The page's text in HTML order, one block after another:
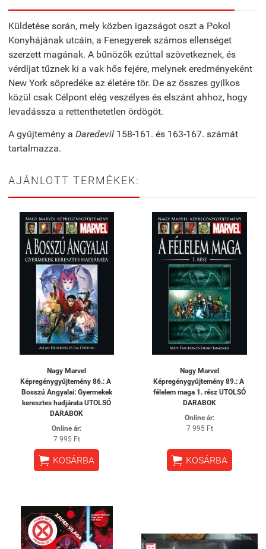
Küldetése során, mely közben igazságot oszt a Pokol
Konyhájának utcáin, a Fenegyerek számos ellenséget
szerzett magának. A bűnözők ezúttal szövetkeznek, és
vérdíjat tűznek ki a vak hős fejére, melynek eredményeként
New York söpredéke az életére tör. De az összes gyilkos
közül csak Célpont elég veszélyes és elszánt ahhoz, hogy
levadássza a rettenthetetlen ördögöt.
A gyűjtemény a Daredevil 158-161. és 163-167. számát
tartalmazza.
AJÁNLOTT TERMÉKEK:
Nagy Marvel
Képregénygyűjtemény 86.: A ​
Bosszú Angyalai: Gyermekek
keresztes hadjárata UTOLSÓ
DARABOK
Online ár:
7 995 Ft
 KOSÁRBA
Nagy Marvel
Képregénygyűjtemény 89.: A ​
félelem maga 1. rész UTOLSÓ
DARABOK
Online ár:
7 995 Ft
 KOSÁRBA